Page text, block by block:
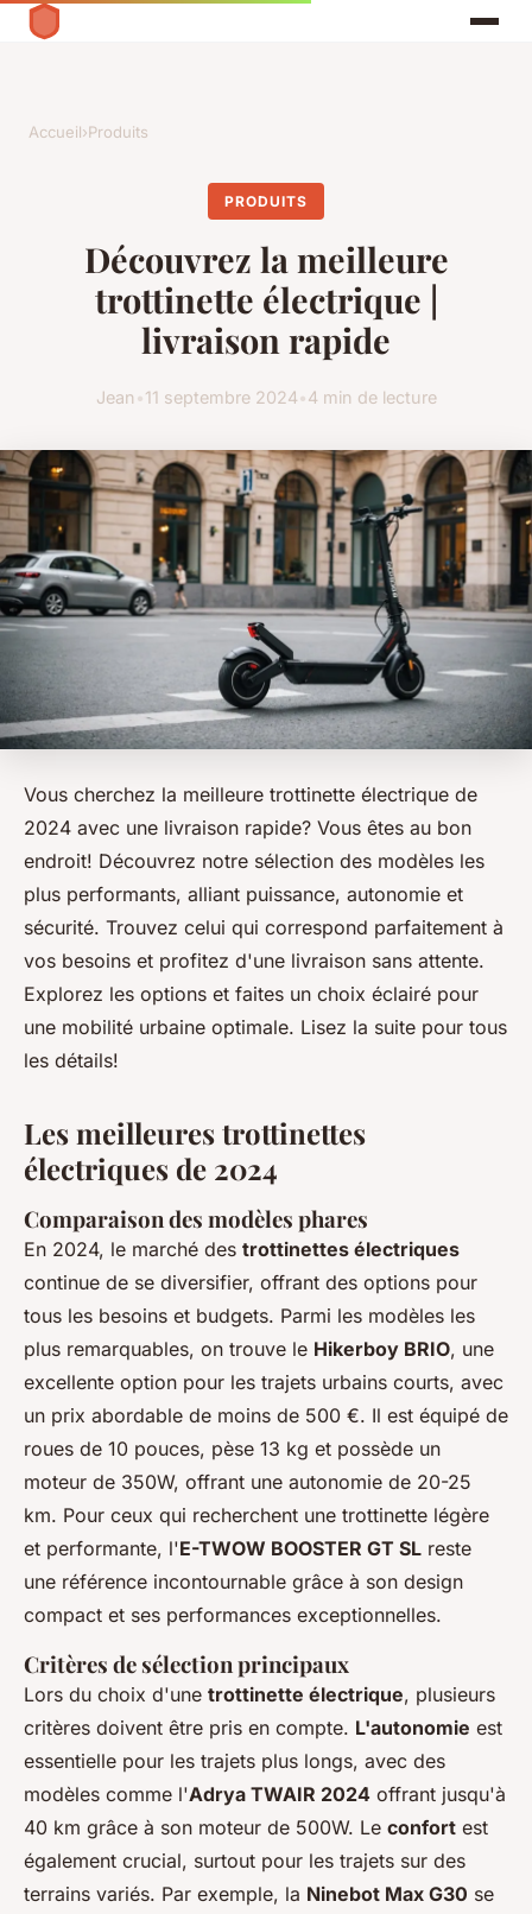
Accueil›Produits
PRODUITS
Découvrez la meilleure
trottinette électrique |
livraison rapide
Jean •11 septembre 2024•4 min de lecture
Vous cherchez la meilleure trottinette électrique de
2024 avec une livraison rapide? Vous êtes au bon
endroit! Découvrez notre sélection des modèles les
plus performants, alliant puissance, autonomie et
sécurité. Trouvez celui qui correspond parfaitement à
vos besoins et profitez d'une livraison sans attente.
Explorez les options et faites un choix éclairé pour
une mobilité urbaine optimale. Lisez la suite pour tous
les détails!
Les meilleures trottinettes
électriques de 2024
Comparaison des modèles phares
En 2024, le marché des trottinettes électriques
continue de se diversifier, offrant des options pour
tous les besoins et budgets. Parmi les modèles les
plus remarquables, on trouve le Hikerboy BRIO, une
excellente option pour les trajets urbains courts, avec
un prix abordable de moins de 500 €. Il est équipé de
roues de 10 pouces, pèse 13 kg et possède un
moteur de 350W, offrant une autonomie de 20-25
km. Pour ceux qui recherchent une trottinette légère
et performante, l'E-TWOW BOOSTER GT SL reste
une référence incontournable grâce à son design
compact et ses performances exceptionnelles.
Critères de sélection principaux
Lors du choix d'une trottinette électrique, plusieurs
critères doivent être pris en compte. L'autonomie est
essentielle pour les trajets plus longs, avec des
modèles comme l'Adrya TWAIR 2024 offrant jusqu'à
40 km grâce à son moteur de 500W. Le confort est
également crucial, surtout pour les trajets sur des
terrains variés. Par exemple, la Ninebot Max G30 se